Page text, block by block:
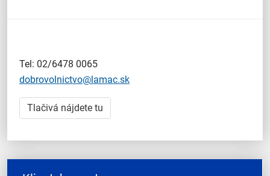
Tel: 02/6478 0065
dobrovolnictvo@lamac.sk
Tlačivá nájdete tu